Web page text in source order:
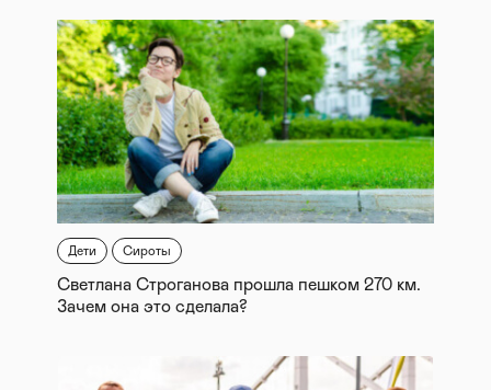
Дети Сироты
Светлана Строганова прошла пешком 270 км.
Зачем она это сделала?